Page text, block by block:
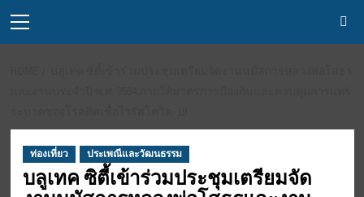
Menu
ท่องเที่ยว ประเพณีและวัฒนธรรม
บลูเทค ซิตี้เข้าร่วมประชุมเตรียมจัด